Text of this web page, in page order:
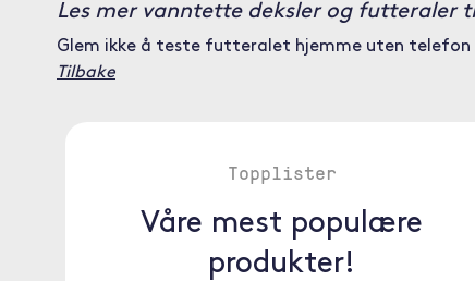
Les mer vanntette deksler og futteraler
Glem ikke å teste futteralet hjemme uten telefon
Tilbake
Topplister
Våre mest populære
produkter!